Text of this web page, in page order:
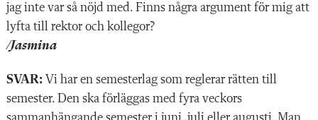
jag inte var så nöjd med. Finns några argument för mig att
lyfta till rektor och kollegor?
/Jasmina
SVAR: Vi har en semesterlag som reglerar rätten till
semester. Den ska förläggas med fyra veckors